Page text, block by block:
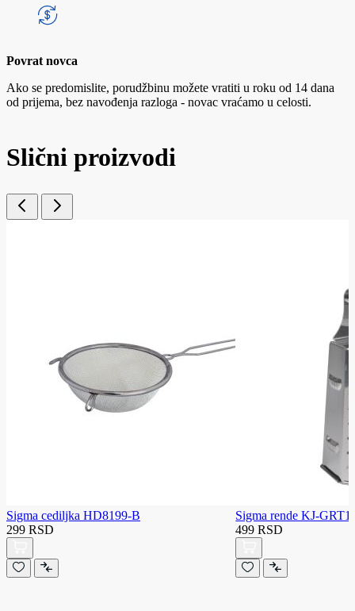
Povrat novca
Ako se predomislite, porudžbinu možete vratiti u roku od 14 dana
od prijema, bez navođenja razloga - novac vraćamo u celosti.
Slični proizvodi
Sigma cediljka HD8199-B
299 RSD
Sigma rende KJ-
499 RSD